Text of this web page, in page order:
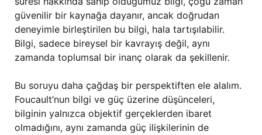
güvenilir bir kaynağa dayanır, ancak doğrudan
deneyimle birleştirilen bu bilgi, hala tartışılabilir.
Bilgi, sadece bireysel bir kavrayış değil, aynı
zamanda toplumsal bir inanç olarak da şekillenir.
Bu soruyu daha çağdaş bir perspektiften ele alalım.
Foucault’nun bilgi ve güç üzerine düşünceleri,
bilginin yalnızca objektif gerçeklerden ibaret
olmadığını, aynı zamanda güç ilişkilerinin de